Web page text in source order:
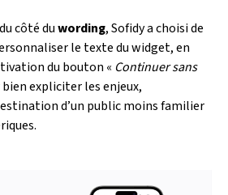
côté duwording, Sofidy a choisi de
le texte du widget, en
du bouton « Continuer sans
expliciter les enjeux,
d’un public moins familier